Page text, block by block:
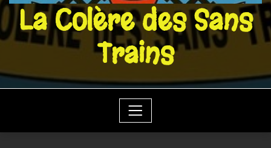
La Colère des Sans
Trains